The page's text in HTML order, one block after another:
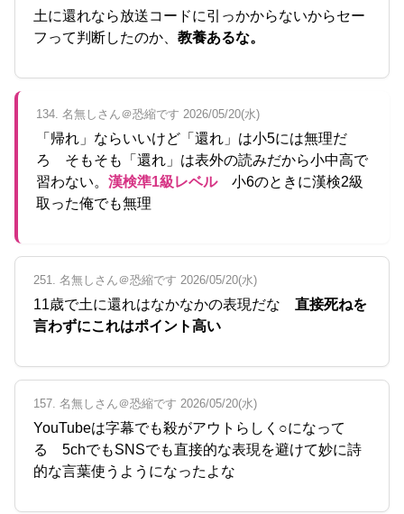
土に還れなら放送コードに引っかからないからセー
フって判断したのか、 教養あるな。
134. 名無しさん＠恐縮です 2026/05/20(水)
「帰れ」ならいいけど「還れ」は小5には無理だ
ろ そもそも「還れ」は表外の読みだから小中高で
習わない。 漢検準1級レベル小6のときに漢検2級
取った俺でも無理
251. 名無しさん＠恐縮です 2026/05/20(水)
11歳で土に還れはなかなかの表現だな 直接死ねを
言わずにこれはポイント高い
157. 名無しさん＠恐縮です 2026/05/20(水)
YouTubeは字幕でも殺がアウトらしく○になって
る 5chでもSNSでも直接的な表現を避けて妙に詩
的な言葉使うようになったよな